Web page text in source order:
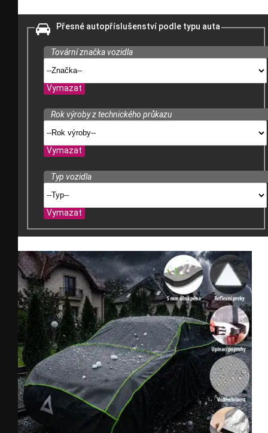
Přesné autopříslušenství podle typu auta
Tovární značka vozidla
Vymazat
Rok výroby z technického průkazu
Vymazat
Typ vozidla
Vymazat